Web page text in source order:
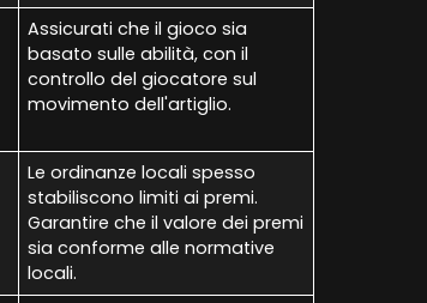
Assicurati che il gioco sia
basato sulle abilità, con il
controllo del giocatore sul
movimento dell'artiglio.
Le ordinanze locali spesso
stabiliscono limiti ai premi.
Garantire che il valore dei premi
sia conforme alle normative
locali.